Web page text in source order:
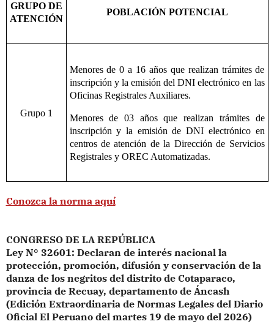
GRUPO DE
ATENCIÓN
POBLACIÓN POTENCIAL
Grupo 1
Menores de 0 a 16 años que realizan trámites de
inscripción y la emisión del DNI electrónico en las
Oficinas Registrales Auxiliares.
Menores de 03 años que realizan trámites de
inscripción y la emisión de DNI electrónico en
centros de atención de la Dirección de Servicios
Registrales y OREC Automatizadas.
Conozca la norma aquí
CONGRESO DE LA REPÚBLICA
Ley N° 32601: Declaran de interés nacional la
protección, promoción, difusión y conservación de la
danza de los negritos del distrito de Cotaparaco,
provincia de Recuay, departamento de Áncash
(Edición Extraordinaria de Normas Legales del Diario
Oficial El Peruano del martes 19 de mayo del 2026)